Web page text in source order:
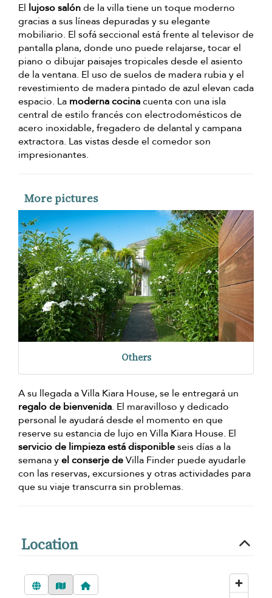
El lujoso salónde la villa tiene un toque moderno
gracias a sus líneas depuradas y su elegante
mobiliario. El sofá seccional está frente al televisor de
pantalla plana, donde uno puede relajarse, tocar el
piano o dibujar paisajes tropicales desde el asiento
de la ventana. El uso de suelos de madera rubia y el
revestimiento de madera pintado de azul elevan cada
espacio. La moderna cocinacuenta con una isla
central de estilo francés con electrodomésticos de
acero inoxidable, fregadero de delantal y campana
extractora. Las vistas desde el comedor son
impresionantes.
More pictures
Others
A su llegada a Villa Kiara House, se le entregará un
regalo de bienvenida. El maravilloso y dedicado
personal le ayudará desde el momento en que
reserve su estancia de lujo en Villa Kiara House. El
servicio de limpieza está disponibleseis días a la
semana yel conserje deVilla Finder puede ayudarle
con las reservas, excursiones y otras actividades para
que su viaje transcurra sin problemas.
Location